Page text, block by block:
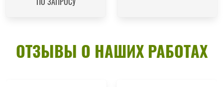
ОТЗЫВЫ О НАШИХ РАБОТАХ